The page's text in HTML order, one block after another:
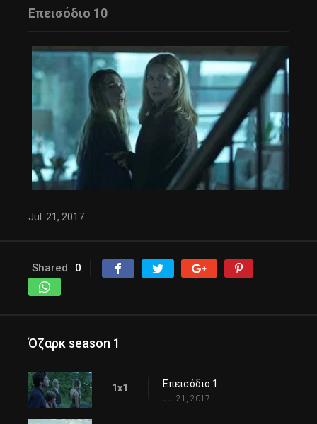
Επεισόδιο 10
Jul. 21, 2017
Shared 0
Όζαρκ season 1
1x1 Επεισόδιο 1
Jul 21, 2017